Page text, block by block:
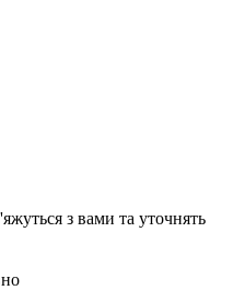
з вами та уточнять